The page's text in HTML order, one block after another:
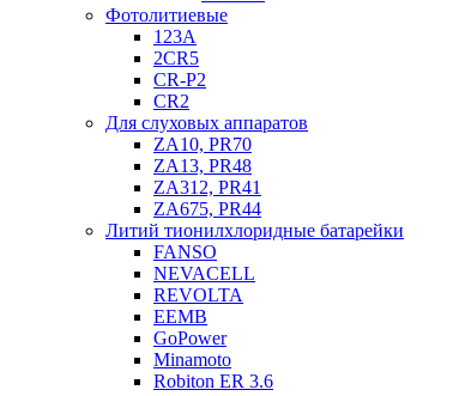
Фотолитиевые
123A
2CR5
CR-P2
CR2
Для слуховых аппаратов
ZA10, PR70
ZA13, PR48
ZA312, PR41
ZA675, PR44
Литий тионилхлоридные батарейки
FANSO
NEVACELL
REVOLTA
EEMB
GoPower
Minamoto
Robiton ER 3.6